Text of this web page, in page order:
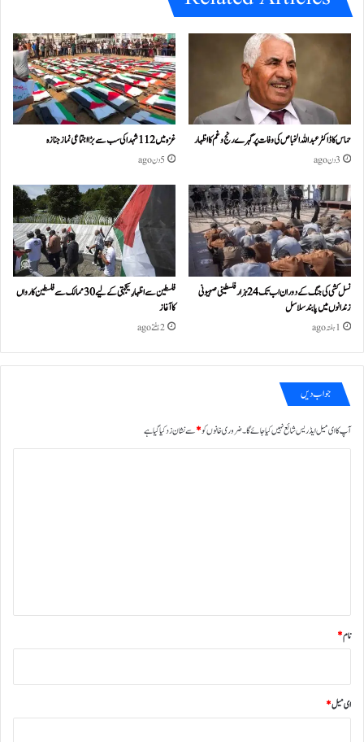
حماس کا ڈاکٹر عبداللہ الخباص کی وفات پر گہرے رنج وغم کااظہار
3 دن ago
غزہ میں 112 شہدا کی سب سے بڑا اجتماعی نماز جنازہ
5 دن ago
نسل کشی کی جنگ کے دوران اب تک 24ہزار فلسطینی صہیونی
زندانوں میں پابند سلاسل
1 ہفتہ ago
فلسطین سے اظہارِ یکجہتی کے لیے 30 ممالک سے فلسطین کارواں
کا آغاز
2 ہفتے ago
جواب دیں
آپ کا ای میل ایڈریس شائع نہیں کیا جائے گا۔ضروری خانوں کو*سے نشان زد کیا گیا ہے
نام*
ای میل*